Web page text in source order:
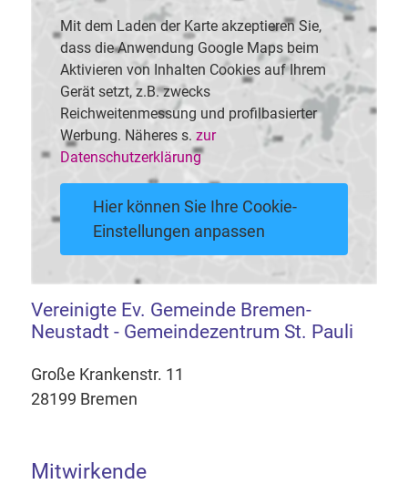
Mit dem Laden der Karte akzeptieren Sie,
dass die Anwendung Google Maps beim
Aktivieren von Inhalten Cookies auf Ihrem
Gerät setzt, z.B. zwecks
Reichweitenmessung und profilbasierter
Werbung. Näheres s. zur
Datenschutzerklärung
Hier können Sie Ihre Cookie-
Einstellungen anpassen
Vereinigte Ev. Gemeinde Bremen-
Neustadt - Gemeindezentrum St. Pauli
Große Krankenstr. 11
28199 Bremen
Mitwirkende